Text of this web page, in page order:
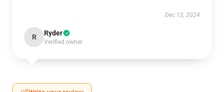
Dec 12, 2024
R Ryder
Verified owner